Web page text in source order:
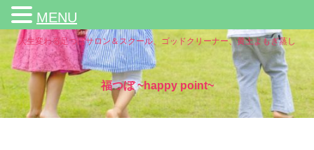
人生変わる足つぼサロン＆スクール、ゴッドクリーナー、黄土よもぎ蒸し
福つぼ ~happy point~
MENU